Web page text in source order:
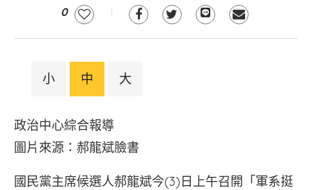
0
小 中 大
政治中心綜合報導
圖片來源：郝龍斌臉書
國民黨主席候選人郝龍斌今(3)日上午召開「軍系挺